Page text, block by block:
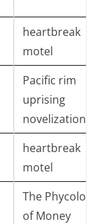
heartbreak
motel
Pacific rim
uprising
novelization
heartbreak
motel
The Phycology
of Money